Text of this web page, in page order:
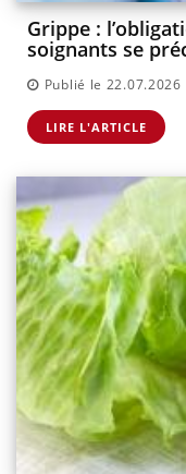
Grippe :
soignants se
Publié le 22.07.2026
LIRE L'ARTICLE